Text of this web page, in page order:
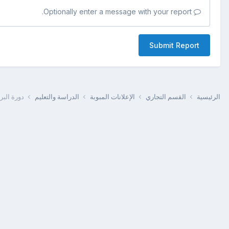
Submit Report
الرئيسية القسم التجاري الإعلانات المبوبة الدراسة والتعليم دورة